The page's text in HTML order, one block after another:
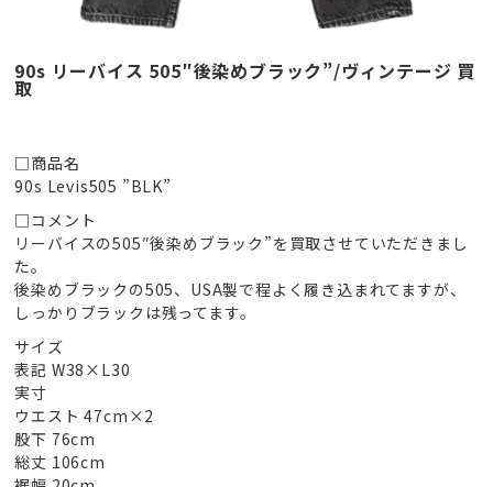
90s リーバイス 505″後染めブラック”/ヴィンテージ 買
取
□商品名
90s Levis505 ”BLK”
□コメント
リーバイスの505″後染めブラック”を買取させていただきまし
た。
後染めブラックの505、USA製で程よく履き込まれてますが、
しっかりブラックは残ってます。
サイズ
表記 W38×L30
実寸
ウエスト 47cm×2
股下 76cm
総丈 106cm